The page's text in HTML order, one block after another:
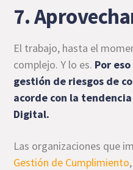
7.
El trabajo, hasta el
complejo. Y lo es. Por
gestión de riesgos de
acorde con la
Digital.
Las organizaciones que
Gestión de Cumplimiento